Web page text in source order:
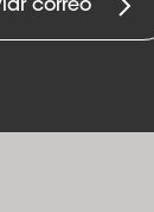
correo